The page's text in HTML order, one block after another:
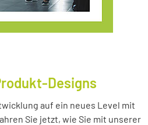
Designs
auf ein neues Level mit
Sie jetzt, wie Sie mit unserer